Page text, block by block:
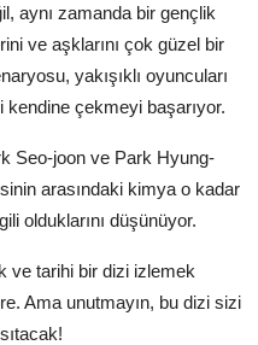
aynı zamanda bir gençlik
ve aşklarını çok güzel bir
yakışıklı oyuncuları
çekmeyi başarıyor.
Seo-joon ve Park Hyung-
arasındaki kimya o kadar
olduklarını düşünüyor.
ve tarihi bir dizi izlemek
Ama unutmayın, bu dizi sizi